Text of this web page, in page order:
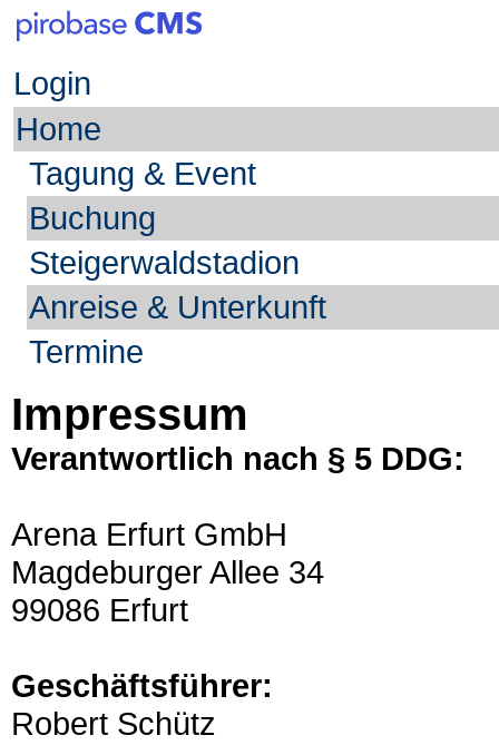
Login
Home
Tagung & Event
Buchung
Steigerwaldstadion
Anreise & Unterkunft
Termine
Impressum
Verantwortlich nach § 5 DDG:
Arena Erfurt GmbH
Magdeburger Allee 34
99086 Erfurt
Geschäftsführer:
Robert Schütz